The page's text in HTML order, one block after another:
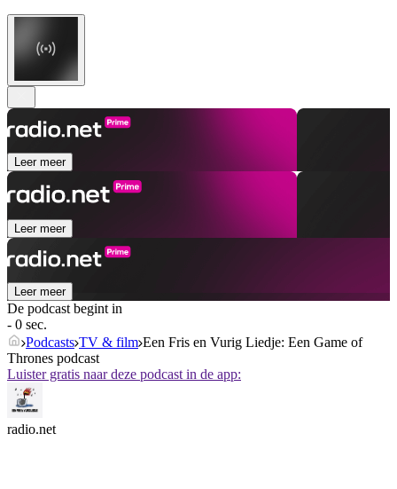
Leer meer
Leer meer
Leer meer
De podcast begint in
- 0 sec.
Podcasts TV & film Een Fris en Vurig Liedje: Een Game of
Thrones podcast
Luister gratis naar deze podcast in de app:
radio.net